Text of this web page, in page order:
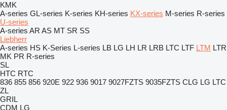
KMK
A-series GL-series K-series KH-series KX-series M-series R-series
U-series
A-series AR AS MT SR SS
Liebherr
A-series HS K-Series L-series LB LG LH LR LRB LTC LTF LTM LTR
MK PR R-series
SL
HTC RTC
836 855 856 920E 922 936 9017 9027FZTS 9035FZTS CLG LG LTC
ZL
GRIL
CDM LG